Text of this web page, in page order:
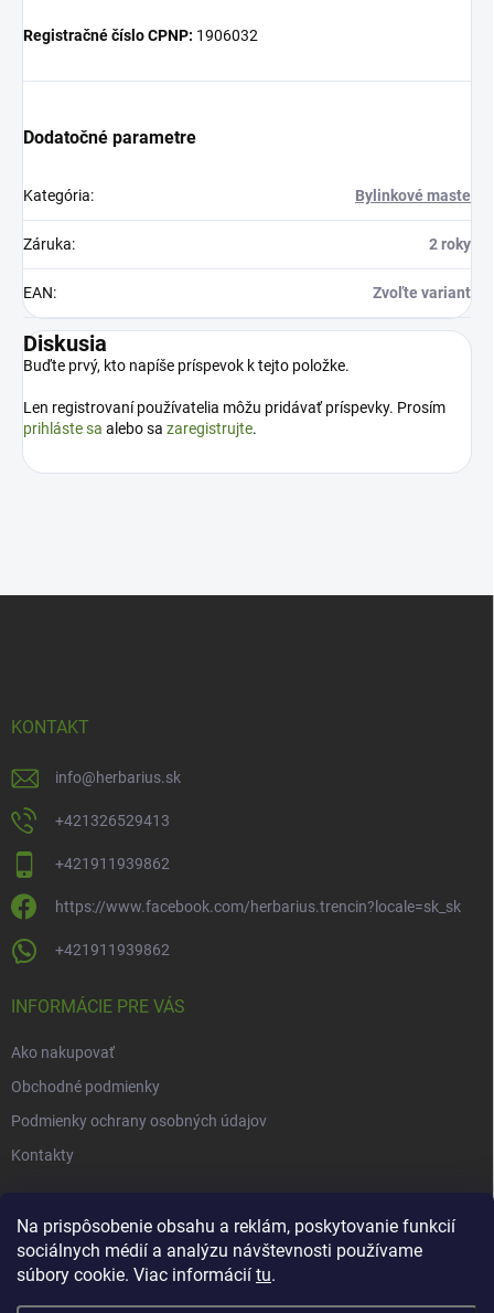
Na prispôsobenie obsahu a reklám, poskytovanie funkcií
sociálnych médií a analýzu návštevnosti používame
súbory cookie. Viac informácií tu.
Registračné číslo CPNP: 1906032
Dodatočné parametre
Kategória: Bylinkové maste
Záruka: 2 roky
EAN: Zvoľte variant
Diskusia
Buďte prvý, kto napíše príspevok k tejto položke.
Len registrovaní používatelia môžu pridávať príspevky. Prosím
prihláste sa alebo sa zaregistrujte.
KONTAKT
info@herbarius.sk
+421326529413
+421911939862
https://www.facebook.com/herbarius.trencin?locale=sk_sk
+421911939862
INFORMÁCIE PRE VÁS
Ako nakupovať
Obchodné podmienky
Podmienky ochrany osobných údajov
Kontakty
NOVINKY
Novinky v našom e-shope